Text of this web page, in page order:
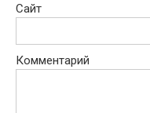
Сайт
Комментарий